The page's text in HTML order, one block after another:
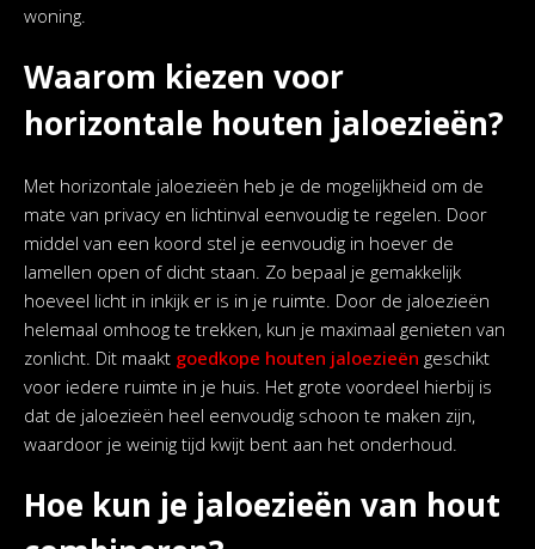
woning.
Waarom kiezen voor
horizontale houten jaloezieën?
Met horizontale jaloezieën heb je de mogelijkheid om de
mate van privacy en lichtinval eenvoudig te regelen. Door
middel van een koord stel je eenvoudig in hoever de
lamellen open of dicht staan. Zo bepaal je gemakkelijk
hoeveel licht in inkijk er is in je ruimte. Door de jaloezieën
helemaal omhoog te trekken, kun je maximaal genieten van
zonlicht. Dit maakt goedkope houten jaloezieën geschikt
voor iedere ruimte in je huis. Het grote voordeel hierbij is
dat de jaloezieën heel eenvoudig schoon te maken zijn,
waardoor je weinig tijd kwijt bent aan het onderhoud.
Hoe kun je jaloezieën van hout